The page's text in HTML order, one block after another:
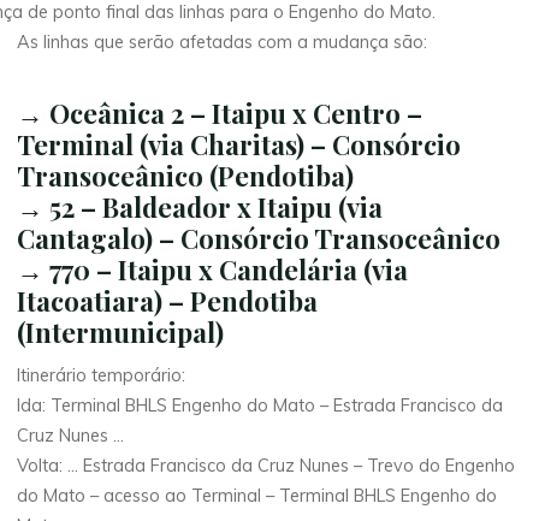
de ponto final das linhas para o Engenho do Mato.
As linhas que serão afetadas com a mudança são:
→ Oceânica 2 – Itaipu x Centro –
Terminal (via Charitas) – Consórcio
Transoceânico (Pendotiba)
→ 52 – Baldeador x Itaipu (via
Cantagalo) – Consórcio Transoceânico
→ 770 – Itaipu x Candelária (via
Itacoatiara) – Pendotiba
(Intermunicipal)
Itinerário temporário:
Ida: Terminal BHLS Engenho do Mato – Estrada Francisco da
Cruz Nunes …
Volta: … Estrada Francisco da Cruz Nunes – Trevo do Engenho
do Mato – acesso ao Terminal – Terminal BHLS Engenho do